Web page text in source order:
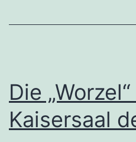
Die
Kaisersaal